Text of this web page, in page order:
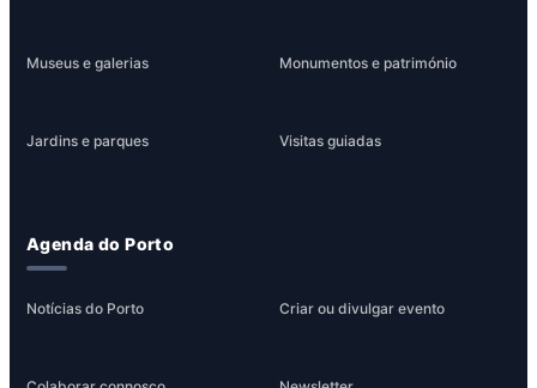
Museus e galerias Monumentos e património
Jardins e parques Visitas guiadas
Agenda do Porto
Notícias do Porto Criar ou divulgar evento